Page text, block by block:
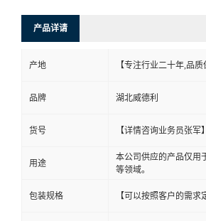
产品详请
产地 【专注行业二十年,品质
品牌 湖北威德利
货号 【详情咨询业务员张军】
用途
本公司供应的产品仅用
等领域。
包装规格 【可以按照客户的需求